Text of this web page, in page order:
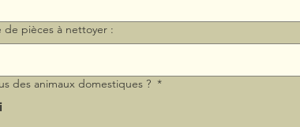
de pièces à nettoyer :
des animaux domestiques ? *